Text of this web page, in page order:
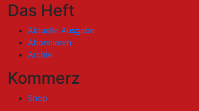
Das Heft
Aktuelle Ausgabe
Abonnieren
Archiv
Kommerz
Shop